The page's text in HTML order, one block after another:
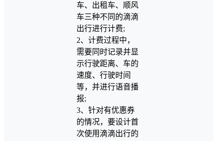
车、出租车、顺风
车三种不同的滴滴
出行进行计费;
2、计费过程中，
需要同时记录并显
示行驶距离、车的
速度、行驶时间
等，并进行语音播
报;
3、针对有优惠券
的情况，要设计首
次使用滴滴出行的